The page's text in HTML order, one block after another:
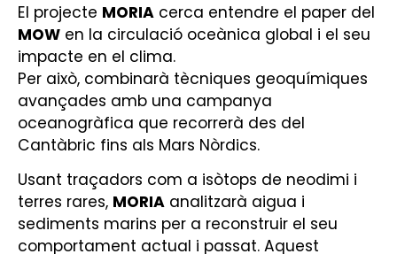
El projecte MORIA cerca entendre el paper del
MOW en la circulació oceànica global i el seu
impacte en el clima.
Per això, combinarà tècniques geoquímiques
avançades amb una campanya
oceanogràfica que recorrerà des del
Cantàbric fins als Mars Nòrdics.
Usant traçadors com a isòtops de neodimi i
terres rares, MORIA analitzarà aigua i
sediments marins per a reconstruir el seu
comportament actual i passat. Aquest